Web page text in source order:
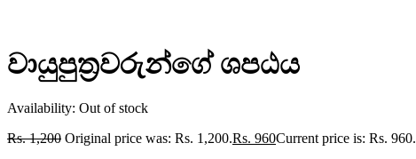
වායුපුත්‍රවරුන්ගේ ශපඨය
Availability: Out of stock
Rs.1,200 Original price was: Rs. 1,200.Rs. 960Current price is: Rs. 960.